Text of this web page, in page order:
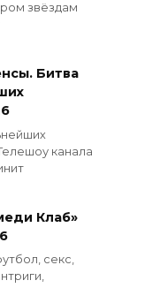
звёздам
Битва
канала
Клаб»
секс,